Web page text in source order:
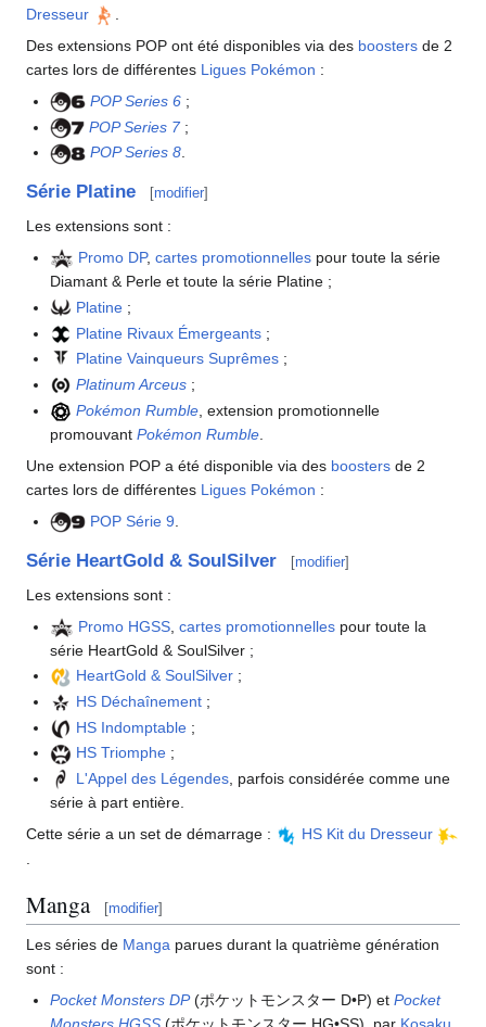
Dresseur
Des extensions POP ont été disponibles via des boosters de 2
cartes lors de différentes Ligues Pokémon :
POP Series 6 ;
POP Series 7 ;
POP Series 8.
Série Platine [modifier]
Les extensions sont :
Promo DP,cartes promotionnelles pour toute la série
Diamant & Perle et toute la série Platine ;
Platine ;
Platine Rivaux Émergeants ;
Platine Vainqueurs Suprêmes ;
Platinum Arceus ;
Pokémon Rumble , extension promotionnelle
promouvantPokémon Rumble
Une extension POP a été disponible via des boosters de 2
cartes lors de différentes Ligues Pokémon :
POP Série 9
Série HeartGold & SoulSilver [modifier]
Les extensions sont :
Promo HGSS ,cartes promotionnelles pour toute la
série HeartGold & SoulSilver ;
HeartGold & SoulSilver ;
HS Déchaînement ;
HS Indomptable ;
HS Triomphe ;
L'Appel des Légendes , parfois considérée comme une
série à part entière.
Cette série a un set de démarrage :
HS Kit du Dresseur
Manga [modifier]
Les séries de Manga parues durant la quatrième génération
sont :
Pocket Monsters DP(ポケットモンスター D•P) etPocket